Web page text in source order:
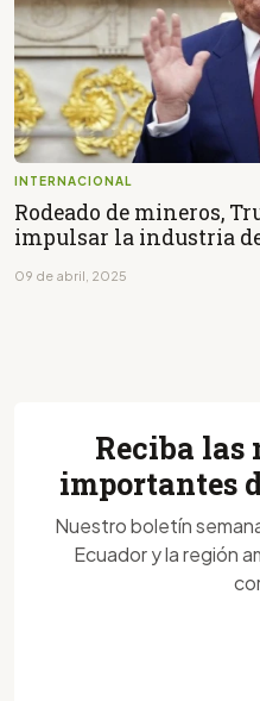
INTERNACIONAL
Rodeado de mineros,
impulsar la industria
09 de abril, 2025
Reciba las
importantes
Nuestro boletín
Ecuador y la región